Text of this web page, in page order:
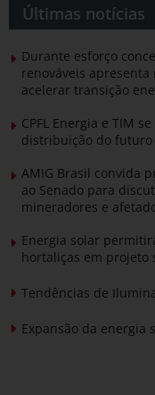
Últimas notícias
Durante esforço
renováveis apresenta
acelerar transição
CPFL Energia e TIM
distribuição do
AMIG Brasil convida
ao Senado para
mineradores e
Energia solar
hortaliças em projeto
Tendências de
Expansão da energia